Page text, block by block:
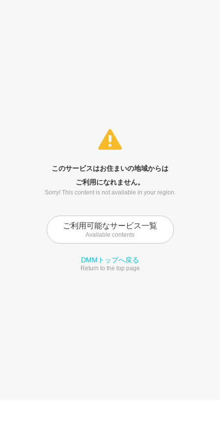
このサービスはお住まいの地域からは
ご利用になれません。
Sorry! This content is not available in your region.
ご利用可能なサービス一覧
Available contents
DMMトップへ戻る
Return to the top page